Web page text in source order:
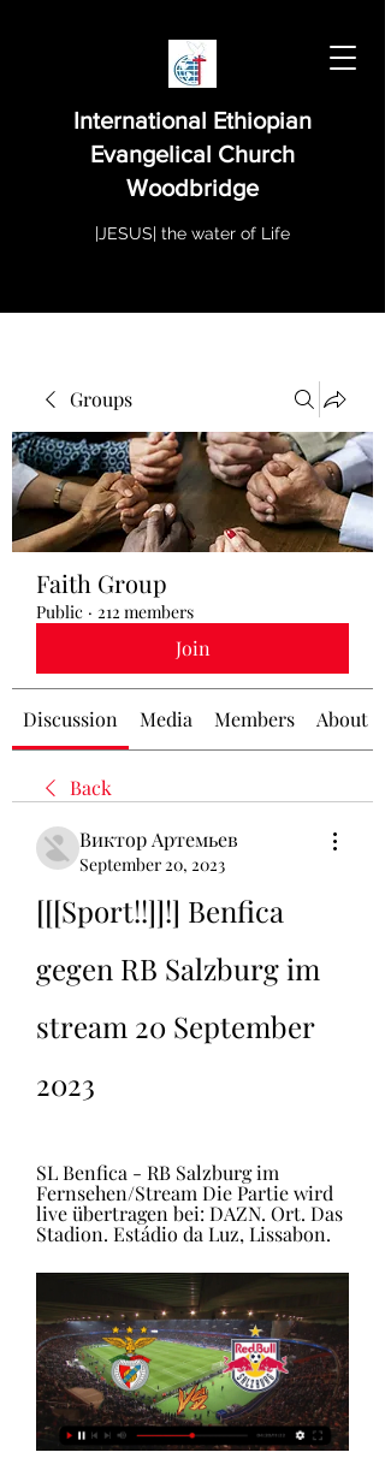
International Ethiopian
Evangelical Church
Woodbridge
|JESUS| the water of Life
Groups
Faith Group
Public · 212 members
Join
Discussion Media Members About
Back
Виктор Артемьев
September 20, 2023
[[[Sport!!]]!] Benfica
gegen RB Salzburg im
stream 20 September
2023
SL Benfica - RB Salzburg im
Fernsehen/Stream Die Partie wird
live übertragen bei: DAZN. Ort. Das
Stadion. Estádio da Luz, Lissabon.